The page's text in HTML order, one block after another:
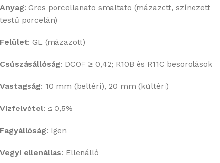
Anyag: Gres porcellanato smaltato (mázazott, színezett
testű porcelán)
Felület: GL (mázazott)
Csúszásállóság: DCOF ≥ 0,42; R10B és R11C besorolások
Vastagság: 10 mm (beltéri), 20 mm (kültéri)
Vízfelvétel: ≤ 0,5%
Fagyállóság: Igen
Vegyi ellenállás: Ellenálló